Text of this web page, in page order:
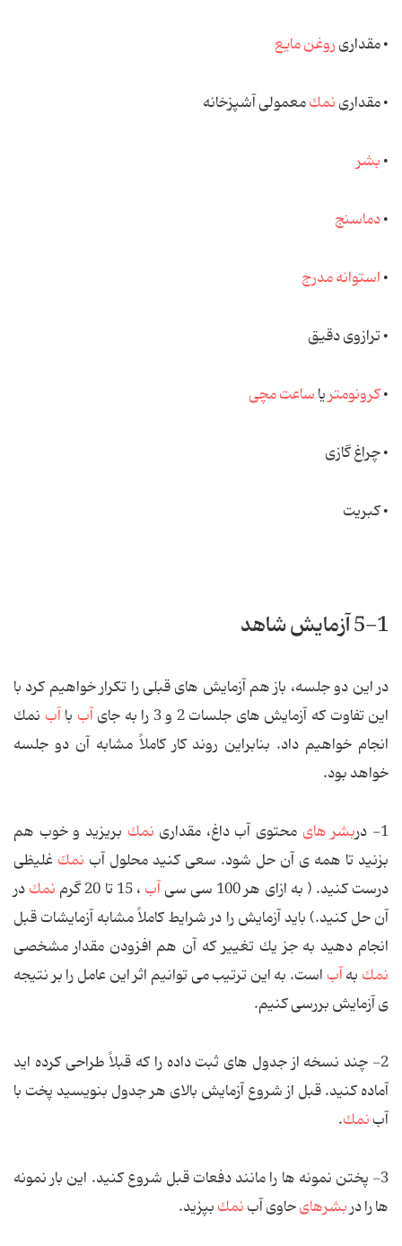
• مقداریروغن مایع
• مقدارینمكمعمولی آشپزخانه
•بشر
•دماسنج
•استوانه مدرج
• ترازوی دقیق
•كرونومتریاساعت مچی
• چراغ گازی
• كبریت
5-1 آزمایش شاهد
در این دو جلسه، ‌باز هم آزمایش های قبلی را تكرار خواهیم كرد با
این تفاوت كه آزمایش های جلسات 2 و 3 را به جای
آب با آب نمك
انجام خواهیم داد. بنابراین روند كار كاملاً مشابه آن دو جلسه
خواهد بود.
1- در بشر های محتوی آب داغ، مقداری نمك بریزید و خوب هم
بزنید تا همه ی آن حل شود. سعی كنید محلول آب نمك غلیظی
درست كنید. ( به ازای هر 100 سی سی
آب ، 15 تا 20 گرم نمكدر
آن حل كنید.) باید آزمایش را در شرایط كاملاً مشابه آزمایشات قبل
انجام دهید به جز یك تغییر كه آن هم افزودن مقدار مشخصی
نمك بهآب است. به این ترتیب می توانیم اثر این عامل را بر نتیجه
ی آزمایش بررسی كنیم.
2- چند نسخه از جدول های ثبت داده را كه قبلاً طراحی كرده اید
آماده کنید. قبل از شروع آزمایش بالای هر جدول بنویسید پخت با
آبنمك.
3- پختن نمونه ها را مانند دفعات قبل شروع كنید. این بار نمونه
ها را دربشرهایحاوی آبنمكبپزید.